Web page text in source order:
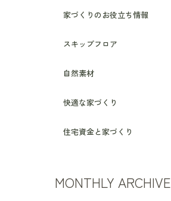
家づくりのお役立ち情報
スキップフロア
自然素材
快適な家づくり
住宅資金と家づくり
MONTHLY ARCHIVE